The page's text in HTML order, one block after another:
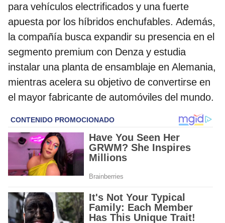
para vehículos electrificados y una fuerte
apuesta por los híbridos enchufables. Además,
la compañía busca expandir su presencia en el
segmento premium con Denza y estudia
instalar una planta de ensamblaje en Alemania,
mientras acelera su objetivo de convertirse en
el mayor fabricante de automóviles del mundo.